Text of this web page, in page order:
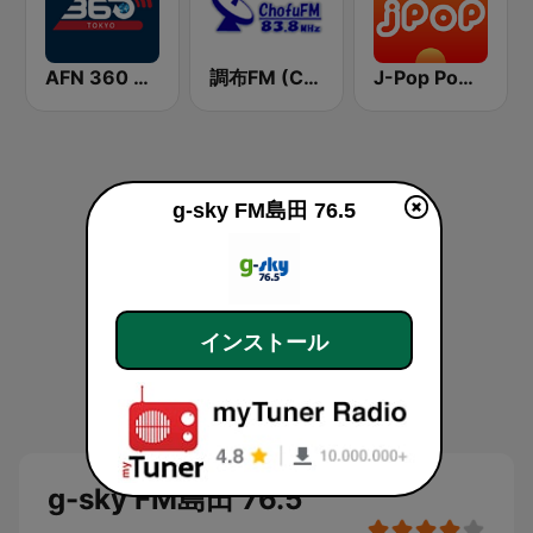
AFN 360 Tokyo (Japan Only) 調布FM (Chofu FM) J-Pop Powerplay
g-sky FM島田 76.5
g-sky FM島田 76.5
インストール